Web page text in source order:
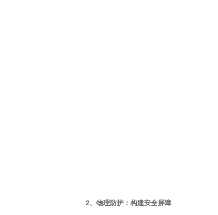
2、物理防护：构建安全屏障